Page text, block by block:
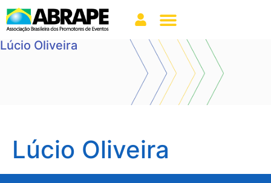
Lúcio Oliveira
Lúcio Oliveira